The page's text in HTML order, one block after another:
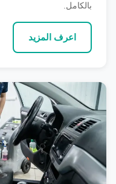
بالكامل.
اعرف المزيد